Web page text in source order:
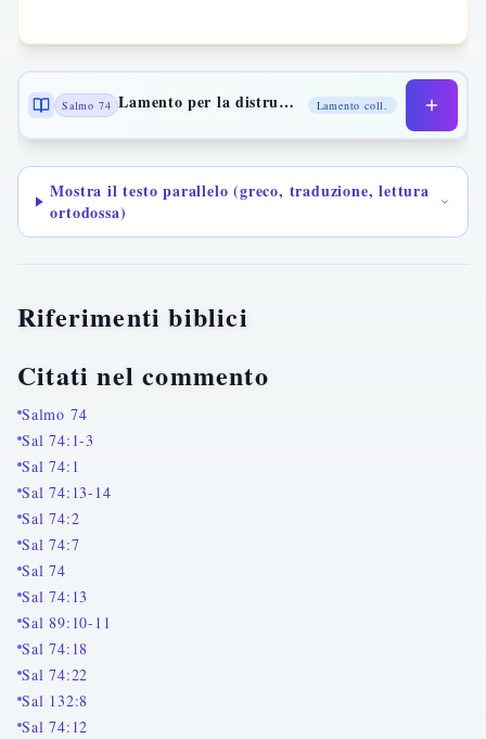
Salmo 74 Lamento per la distruzione del tempio Lamento coll.
Mostra il testo parallelo (greco, traduzione, lettura
ortodossa)
Riferimenti biblici
Citati nel commento
Salmo 74
Sal 74:1-3
Sal 74:1
Sal 74:13-14
Sal 74:2
Sal 74:7
Sal 74
Sal 74:13
Sal 89:10-11
Sal 74:18
Sal 74:22
Sal 132:8
Sal 74:12